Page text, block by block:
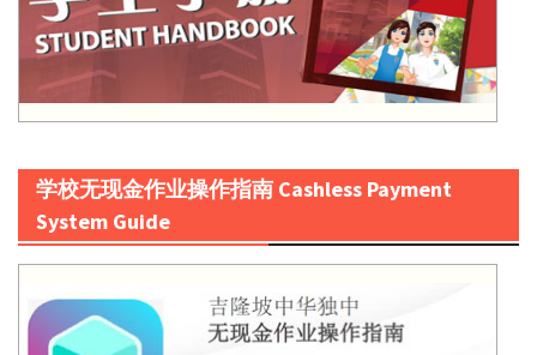
学校无现金作业操作指南 Cashless Payment
System Guide